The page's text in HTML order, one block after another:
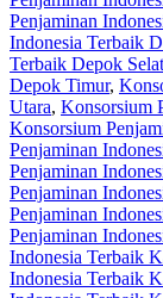
Penjaminan
Indonesia Terbaik
Terbaik Depok
Depok Timur,
Utara, Konsorsium
Konsorsium
Penjaminan
Penjaminan
Penjaminan
Penjaminan
Penjaminan
Indonesia Terbaik
Indonesia Terbaik